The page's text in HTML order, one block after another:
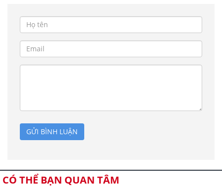
GỬI BÌNH LUẬN
CÓ THỂ BẠN QUAN TÂM